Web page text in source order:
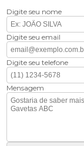
Digite seu nome
Digite seu email
Digite seu telefone
Mensagem